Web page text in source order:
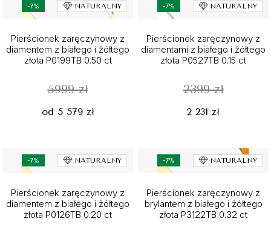
-7% NATURALNY
Pierścionek zaręczynowy z
diamentem z białego i żółtego
złota P0199TB 0.50 ct
5999 zł
od 5 579 zł
-7% NATURALNY
Pierścionek zaręczynowy z
diamentami z białego i żółtego
złota P0527TB 0.15 ct
2399 zł
2 231 zł
-7% NATURALNY
Pierścionek zaręczynowy z
diamentem z białego i żółtego
złota P0126TB 0.20 ct
-7% NATURALNY
Pierścionek zaręczynowy z
brylantem z białego i żółtego
złota P3122TB 0.32 ct